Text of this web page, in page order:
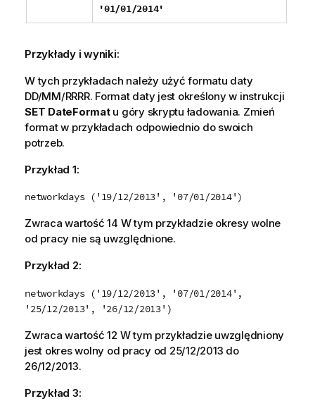
'01/01/2014'
Przykłady i wyniki:
W tych przykładach należy użyć formatu daty
DD/MM/RRRR. Format daty jest określony w instrukcji
SET DateFormatu góry skryptu ładowania. Zmień
format w przykładach odpowiednio do swoich
potrzeb.
Przykład 1:
networkdays ('19/12/2013', '07/01/2014')
Zwraca wartość 14 W tym przykładzie okresy wolne
od pracy nie są uwzględnione.
Przykład 2:
networkdays ('19/12/2013', '07/01/2014',
'25/12/2013', '26/12/2013')
Zwraca wartość 12 W tym przykładzie uwzględniony
jest okres wolny od pracy od 25/12/2013 do
26/12/2013.
Przykład 3: